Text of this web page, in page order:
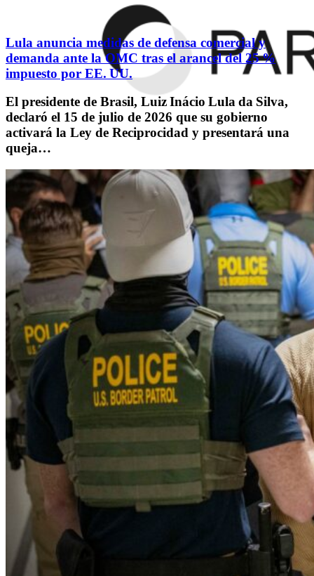
Lula anuncia medidas de defensa comercial y
demanda ante la OMC tras el arancel del 25 %
impuesto por EE. UU.
El presidente de Brasil, Luiz Inácio Lula da Silva,
declaró el 15 de julio de 2026 que su gobierno
activará la Ley de Reciprocidad y presentará una
queja…